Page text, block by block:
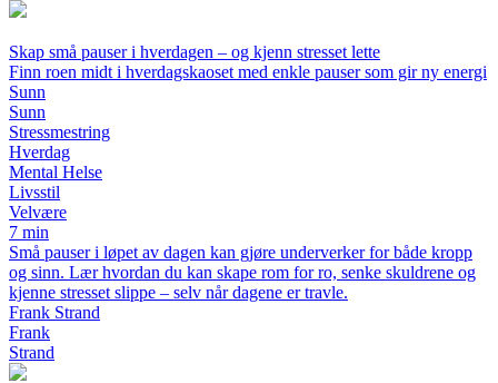
Skap små pauser i hverdagen – og kjenn stresset lette
Finn roen midt i hverdagskaoset med enkle pauser som gir ny energi
Sunn
Sunn
Stressmestring
Hverdag
Mental Helse
Livsstil
Velvære
7 min
Små pauser i løpet av dagen kan gjøre underverker for både kropp
og sinn. Lær hvordan du kan skape rom for ro, senke skuldrene og
kjenne stresset slippe – selv når dagene er travle.
Frank Strand
Frank
Strand